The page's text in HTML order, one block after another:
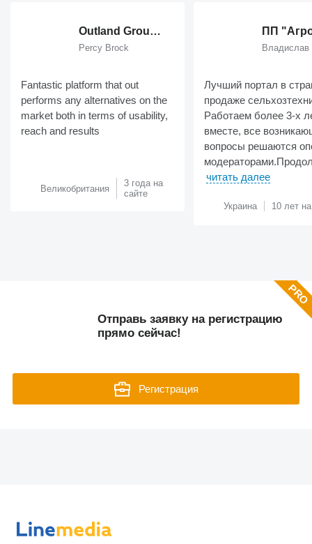
Outland Group Ltd
Percy Brock
Fantastic platform that out
performs any alternatives on the
market both in terms of usability,
reach and results
Великобритания
3 года на
сайте
Владислав
Лучший портал в
продаже
Работаем более 3-х
вместе, все
вопросы решаются
читать далее
Украина 10 лет
Отправь заявку на регистрацию
прямо сейчас!
Регистрация